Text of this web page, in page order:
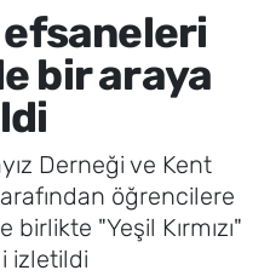
bir araya
Derneği ve Kent
öğrencilere
"Yeşil Kırmızı"
izletildi